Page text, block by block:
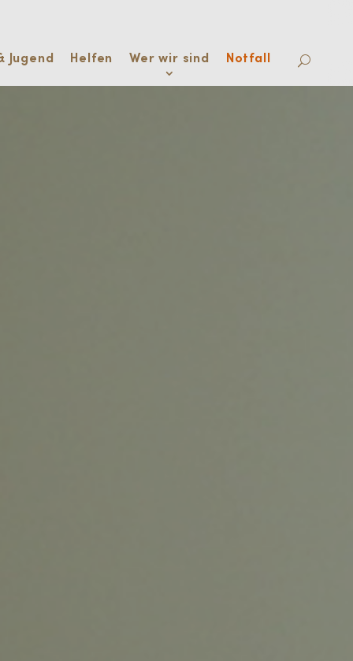
Jugend Helfen Wer wir sind Notfall